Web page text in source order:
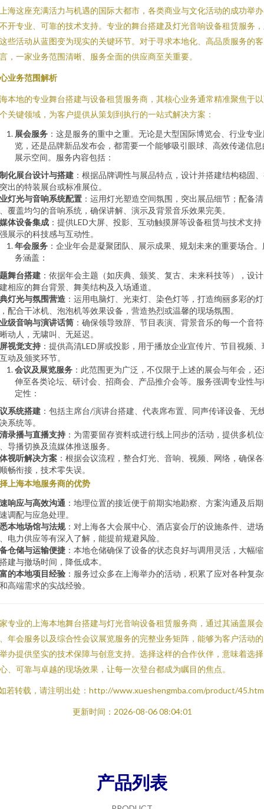
海这座充满活力与机遇的国际大都市，各类商业与文化活动的成功举
开专业、可靠的技术支持。专业的舞台搭建及灯光音响设备租赁服务
些活动从蓝图变为现实的关键环节。对于寻求本地化、高品质服务的
，一家业务范围清晰、服务全面的供应商至关重要。
业务范围解析
本地的专业舞台搭建与设备租赁服务商，其核心业务通常精准聚焦于
关键领域，为客户提供从策划到执行的一站式解决方案：
展会服务 ：这是服务的重中之重。无论是大型国际博览会、行业专业
览，还是品牌新品发布会，都需要一个能够吸引眼球、高效传递信息
展示空间。服务内容包括：
化展台设计与搭建 ：根据品牌调性与展品特点，设计并搭建结构稳固
出的特装展台或标准展位。
灯光与音响系统配置 ：运用灯光塑造空间氛围，突出展品细节；配备清
覆盖均匀的音响系统，确保讲解、演示及背景音乐效果完美。
体设备集成 ：提供LED大屏、投影、互动触摸屏等设备租赁与技术支持
展示的科技感与互动性。
年会服务 ：企业年会是凝聚团队、展示成果、规划未来的重要场合。
务涵盖：
舞台搭建 ：依据年会主题（如庆典、颁奖、复古、未来科技等），设
相应的舞台背景、舞美结构及入场通道。
灯光与氛围营造 ：运用电脑灯、光束灯、染色灯等，打造绚丽多彩的
配合干冰机、泡泡机等效果设备，营造热烈或温馨的现场氛围。
级音响与演讲话筒 ：确保领导致辞、节目表演、背景音乐的每一个音
动人，无啸叫、无延迟。
视觉支持 ：提供高清LED屏或投影，用于播放企业宣传片、节目视频、
动及颁奖环节。
会议及展览服务 ：此范围更为广泛，不仅限于上述的展会与年会，还
伸至各类论坛、研讨会、招商会、产品推介会等。服务强调专业性与
定性：
系统搭建 ：包括主席台/演讲台搭建、代表席布置、同声传译设备、无
系统等。
录播与直播支持 ：为需要留存资料或进行线上同步的活动，提供多机
导播切换及流媒体推送服务。
视听解决方案 ：根据会议流程，整合灯光、音响、视频、网络，确保
畅衔接，技术零失误。
上海本地服务商的优势
响应与高效沟通 ：地理位置的接近便于前期实地勘察、方案沟通及后
调配与应急处理。
本地场馆与法规：对上海各大会展中心、酒店宴会厅的设施条件、进
电力供应等有深入了解，能提前规避风险。
仓储与运输便捷 ：本地仓储确保了设备的状态良好与调用灵活，大幅
建与撤场时间，降低成本。
的本地项目经验 ：服务过众多在上海举办的活动，积累了应对各种复
高端需求的实战经验。
专业的上海本地舞台搭建与灯光音响设备租赁服务商，通过其涵盖展
年会服务以及综合性会议展览服务的完整业务矩阵，能够为客户活动
办提供坚实的技术保障与创意支持。选择这样的合作伙伴，意味着选
、可靠与卓越的现场效果，让每一次登台都成为瞩目的焦点。
若转载，请注明出处：http://www.xueshengmba.com/product/
更新时间：2026-08-06 08:04:01
产品列表